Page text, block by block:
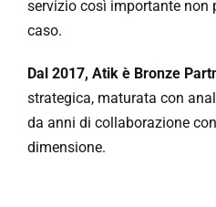
servizio così importante non
caso.
Dal 2017, Atik è Bronze
strategica, maturata con
da anni di collaborazione
dimensione.